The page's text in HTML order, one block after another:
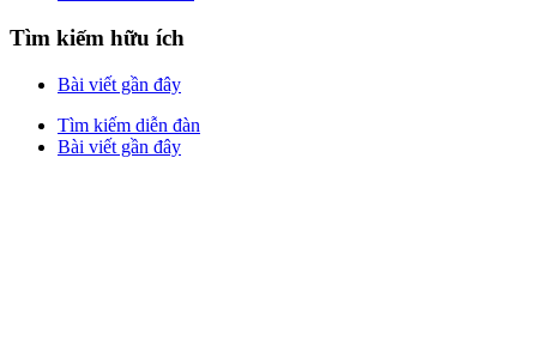
Tìm kiếm hữu ích
Bài viết gần đây
Tìm kiếm diễn đàn
Bài viết gần đây